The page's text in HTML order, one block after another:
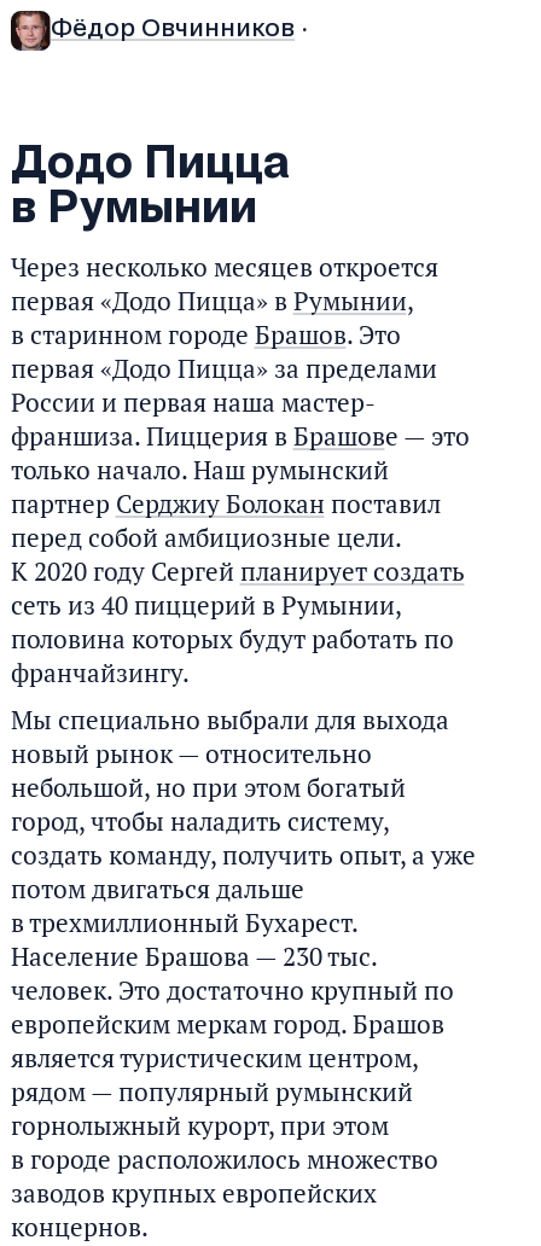
Фёдор Овчинников ·
Додо Пицца
в Румынии
Через несколько месяцев откроется
первая «Додо Пицца» в Румынии,
в старинном городе Брашов. Это
первая «Додо Пицца» за пределами
России и первая наша мастер-
франшиза. Пиццерия в Брашове — это
только начало. Наш румынский
партнер Серджиу Болокан поставил
перед собой амбициозные цели.
К 2020 году Сергей планирует создать
сеть из 40 пиццерий в Румынии,
половина которых будут работать по
франчайзингу.
Мы специально выбрали для выхода
новый рынок — относительно
небольшой, но при этом богатый
город, чтобы наладить систему,
создать команду, получить опыт, а уже
потом двигаться дальше
в трехмиллионный Бухарест.
Население Брашова — 230 тыс.
человек. Это достаточно крупный по
европейским меркам город. Брашов
является туристическим центром,
рядом — популярный румынский
горнолыжный курорт, при этом
в городе расположилось множество
заводов крупных европейских
концернов.